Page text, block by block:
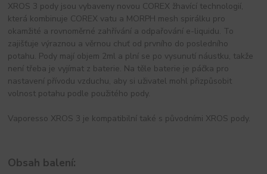
XROS 3 pody jsou vybaveny novou COREX žhavící technologií,
která kombinuje COREX vatu a MORPH mesh spirálku pro
okamžité a rovnoměrné zahřívání a odpařování e-liquidu. To
zajišťuje výraznou a věrnou chuť od prvního do posledního
potahu. Pody mají objem 2ml a plní se po vysunutí náustku, takže
není třeba je vyjímat z baterie. Na těle baterie je páčka pro
nastavení přívodu vzduchu, aby si uživatel mohl přizpůsobit
volnost potahu podle použitého pody.
Vaporesso XROS 3 je kompatibilní také s původními XROS pody.
Obsah balení: